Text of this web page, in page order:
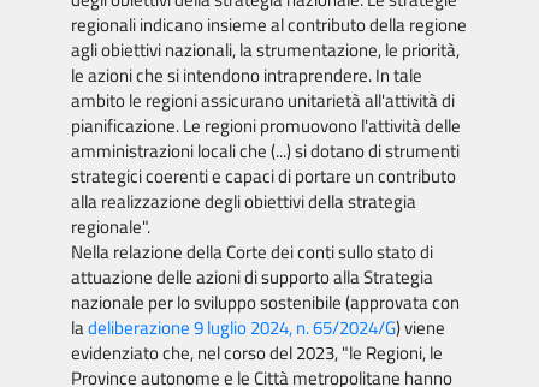
regionali indicano insieme al contributo della regione
agli obiettivi nazionali, la strumentazione, le priorità,
le azioni che si intendono intraprendere. In tale
ambito le regioni assicurano unitarietà all'attività di
pianificazione. Le regioni promuovono l'attività delle
amministrazioni locali che (...) si dotano di strumenti
strategici coerenti e capaci di portare un contributo
alla realizzazione degli obiettivi della strategia
regionale".
Nella relazione della Corte dei conti sullo stato di
attuazione delle azioni di supporto alla Strategia
nazionale per lo sviluppo sostenibile (approvata con
ladeliberazione 9 luglio 2024, n. 65/2024/G) viene
evidenziato che, nel corso del 2023, "le Regioni, le
Province autonome e le Città metropolitane hanno